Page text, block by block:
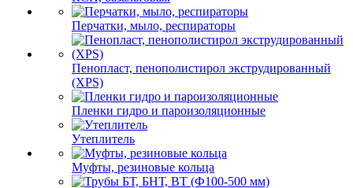
Перчатки, мыло, респираторы
Пенопласт, пенополистирол экструдированный
(XPS)
Пленки гидро и пароизоляционные
Утеплитель
Муфты, резиновые кольца